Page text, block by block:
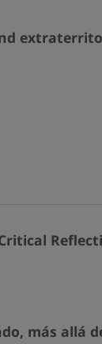
más allá